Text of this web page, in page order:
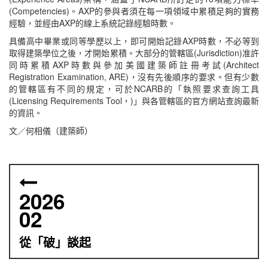
(Competencies)。AXP的參與者須在每一項領域中累積足夠的實務
經驗，並經由AXP的線上系統記錄經驗時數。
具備高中畢業或同等學歷以上，即可開始記錄AXP時數，不必等到
取得建築學位之後，才開始累積。大部分的管轄區(Jurisdiction)准許
同時累積AXP時數與參加美國建築師註冊考試(Architect
Registration Examination, ARE)，沒有先後順序的要求。但有少數
的管轄區有不同的規定，可於NCARB的「執照要求查詢工具
(Licensing Requirements Tool，)」與各管轄區的官方網站查詢最新
的資訊。
文／何相儀（建築師）
2026
02
從「破」談起